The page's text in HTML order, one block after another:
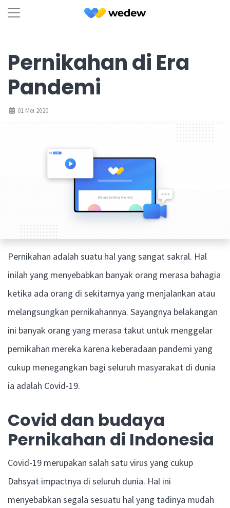
Pernikahan di Era
Pandemi
01 Mei 2020
Pernikahan adalah suatu hal yang sangat sakral. Hal
inilah yang menyebabkan banyak orang merasa bahagia
ketika ada orang di sekitarnya yang menjalankan atau
melangsungkan pernikahannya. Sayangnya belakangan
ini banyak orang yang merasa takut untuk menggelar
pernikahan mereka karena keberadaan pandemi yang
cukup menegangkan bagi seluruh masyarakat di dunia
ia adalah Covid-19.
Covid dan budaya
Pernikahan di Indonesia
Covid-19 merupakan salah satu virus yang cukup
Dahsyat impactnya di seluruh dunia. Hal ini
menyebabkan segala sesuatu hal yang tadinya mudah